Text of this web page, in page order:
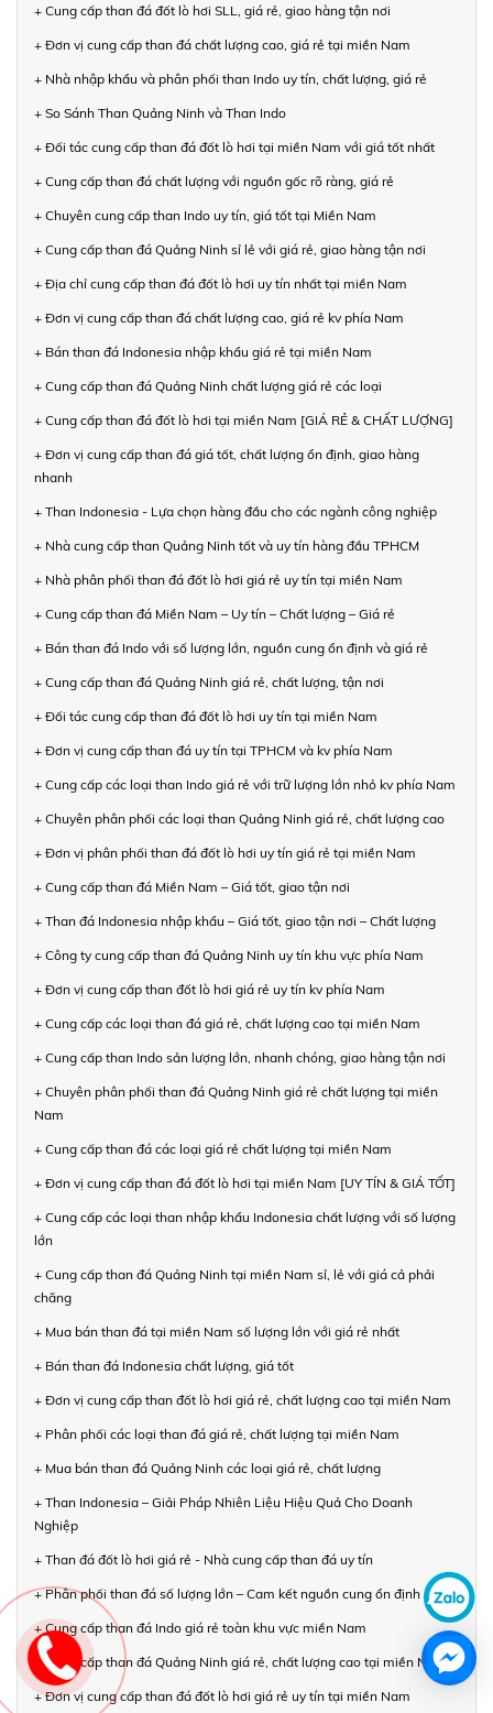
+ Cung cấp than đá đốt lò hơi SLL, giá rẻ, giao hàng tận nơi
+ Đơn vị cung cấp than đá chất lượng cao, giá rẻ tại miền Nam
+ Nhà nhập khẩu và phân phối than Indo uy tín, chất lượng, giá rẻ
+ So Sánh Than Quảng Ninh và Than Indo
+ Đối tác cung cấp than đá đốt lò hơi tại miền Nam với giá tốt nhất
+ Cung cấp than đá chất lượng với nguồn gốc rõ ràng, giá rẻ
+ Chuyên cung cấp than Indo uy tín, giá tốt tại Miền Nam
+ Cung cấp than đá Quảng Ninh sỉ lẻ với giá rẻ, giao hàng tận nơi
+ Địa chỉ cung cấp than đá đốt lò hơi uy tín nhất tại miền Nam
+ Đơn vị cung cấp than đá chất lượng cao, giá rẻ kv phía Nam
+ Bán than đá Indonesia nhập khẩu giá rẻ tại miền Nam
+ Cung cấp than đá Quảng Ninh chất lượng giá rẻ các loại
+ Cung cấp than đá đốt lò hơi tại miền Nam [GIÁ RẺ & CHẤT LƯỢNG]
+ Đơn vị cung cấp than đá giá tốt, chất lượng ổn định, giao hàng
nhanh
+ Than Indonesia - Lựa chọn hàng đầu cho các ngành công nghiệp
+ Nhà cung cấp than Quảng Ninh tốt và uy tín hàng đầu TPHCM
+ Nhà phân phối than đá đốt lò hơi giá rẻ uy tín tại miền Nam
+ Cung cấp than đá Miền Nam – Uy tín – Chất lượng – Giá rẻ
+ Bán than đá Indo với số lượng lớn, nguồn cung ổn định và giá rẻ
+ Cung cấp than đá Quảng Ninh giá rẻ, chất lượng, tận nơi
+ Đối tác cung cấp than đá đốt lò hơi uy tín tại miền Nam
+ Đơn vị cung cấp than đá uy tín tại TPHCM và kv phía Nam
+ Cung cấp các loại than Indo giá rẻ với trữ lượng lớn nhỏ kv phía Nam
+ Chuyên phân phối các loại than Quảng Ninh giá rẻ, chất lượng cao
+ Đơn vị phân phối than đá đốt lò hơi uy tín giá rẻ tại miền Nam
+ Cung cấp than đá Miền Nam – Giá tốt, giao tận nơi
+ Than đá Indonesia nhập khẩu – Giá tốt, giao tận nơi – Chất lượng
+ Công ty cung cấp than đá Quảng Ninh uy tín khu vực phía Nam
+ Đơn vị cung cấp than đốt lò hơi giá rẻ uy tín kv phía Nam
+ Cung cấp các loại than đá giá rẻ, chất lượng cao tại miền Nam
+ Cung cấp than Indo sản lượng lớn, nhanh chóng, giao hàng tận nơi
+ Chuyên phân phối than đá Quảng Ninh giá rẻ chất lượng tại miền
Nam
+ Cung cấp than đá các loại giá rẻ chất lượng tại miền Nam
+ Đơn vị cung cấp than đá đốt lò hơi tại miền Nam [UY TÍN & GIÁ TỐT]
+ Cung cấp các loại than nhập khẩu Indonesia chất lượng với số lượng
lớn
+ Cung cấp than đá Quảng Ninh tại miền Nam sỉ, lẻ với giá cả phải
chăng
+ Mua bán than đá tại miền Nam số lượng lớn với giá rẻ nhất
+ Bán than đá Indonesia chất lượng, giá tốt
+ Đơn vị cung cấp than đốt lò hơi giá rẻ, chất lượng cao tại miền Nam
+ Phân phối các loại than đá giá rẻ, chất lượng tại miền Nam
+ Mua bán than đá Quảng Ninh các loại giá rẻ, chất lượng
+ Than Indonesia – Giải Pháp Nhiên Liệu Hiệu Quả Cho Doanh
Nghiệp
+ Than đá đốt lò hơi giá rẻ - Nhà cung cấp than đá uy tín
+ Phân phối than đá số lượng lớn – Cam kết nguồn cung ổn định
+ Cung cấp than đá Indo giá rẻ toàn khu vực miền Nam
+ Cung cấp than đá Quảng Ninh giá rẻ, chất lượng cao tại miền Nam
+ Đơn vị cung cấp than đá đốt lò hơi giá rẻ uy tín tại miền Nam